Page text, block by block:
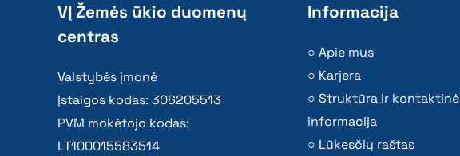
VĮ Žemės ūkio duomenų
centras
Valstybės įmonė
Įstaigos kodas: 306205513
PVM mokėtojo kodas:
LT100015583514
Informacija
Apie mus
Karjera
Struktūra ir kontaktinė
informacija
Lūkesčių raštas